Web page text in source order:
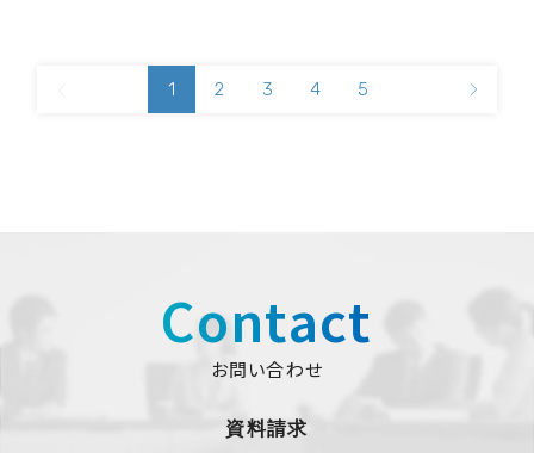
1 2 3 4 5
Contact
お問い合わせ
資料請求